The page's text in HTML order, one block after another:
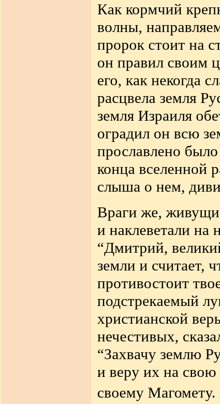
Как кормчий
волны,
пророк стоит на
он правил своим
его, как некогда
расцвела земля
земля Израиля
оградил он всю
прославлено
конца вселенной
слыша о нем,
Враги же,
и наклеветали на
“Дмитрий,
земли и считает,
противостоит
подстрекаемый
христианской
нечестивых,
“Захвачу землю
и веру их на
своему